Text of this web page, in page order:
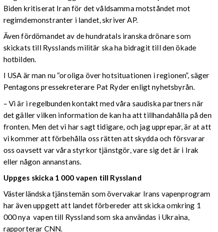
Biden kritiserat Iran för det våldsamma motståndet mot
regimdemonstranter i landet, skriver AP.
Även fördömandet av de hundratals iranska drönare som
skickats till Rysslands militär ska ha bidragit till den ökade
hotbilden.
I USA är man nu “oroliga över hotsituationen i regionen”, säger
Pentagons pressekreterare Pat Ryder enligt nyhetsbyrån.
– Vi är i regelbunden kontakt med våra saudiska partners när
det gäller vilken information de kan ha att tillhandahålla på den
fronten. Men det vi har sagt tidigare, och jag upprepar, är at att
vi kommer att förbehålla oss rätten att skydda och försvarar
oss oavsett var våra styrkor tjänstgör, vare sig det är i Irak
eller någon annanstans.
Uppges skicka 1 000 vapen till Ryssland
Västerländska tjänstemän som övervakar Irans vapenprogram
har även uppgett att landet förbereder att skicka omkring 1
000 nya vapen till Ryssland som ska användas i Ukraina,
rapporterar CNN.